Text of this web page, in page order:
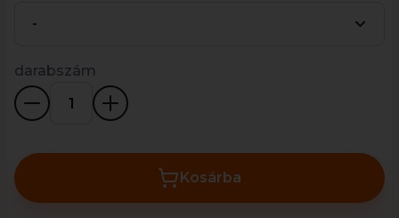
-
darabszám
Kosárba